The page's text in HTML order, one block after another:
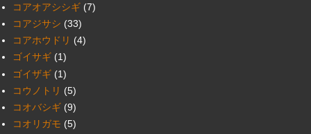
コアオアシシギ (7)
コアジサシ (33)
コアホウドリ (4)
ゴイサギ (1)
ゴイザギ (1)
コウノトリ (5)
コオバシギ (9)
コオリガモ (5)